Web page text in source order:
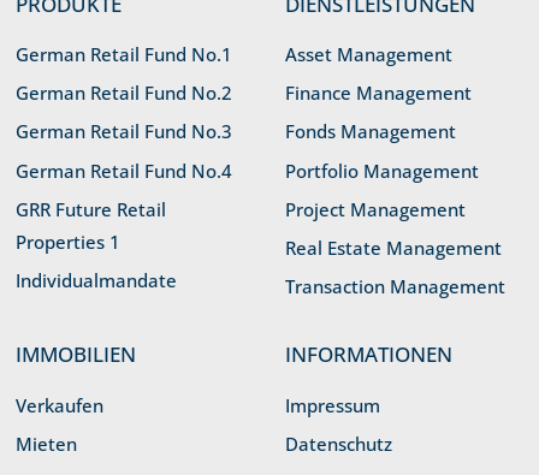
German Retail Fund No.1
German Retail Fund No.2
German Retail Fund No.3
German Retail Fund No.4
GRR Future Retail
Properties 1
Individualmandate
Asset Management
Finance Management
Fonds Management
Portfolio Management
Project Management
Real Estate Management
Transaction Management
IMMOBILIEN
Verkaufen
Mieten
INFORMATIONEN
Impressum
Datenschutz